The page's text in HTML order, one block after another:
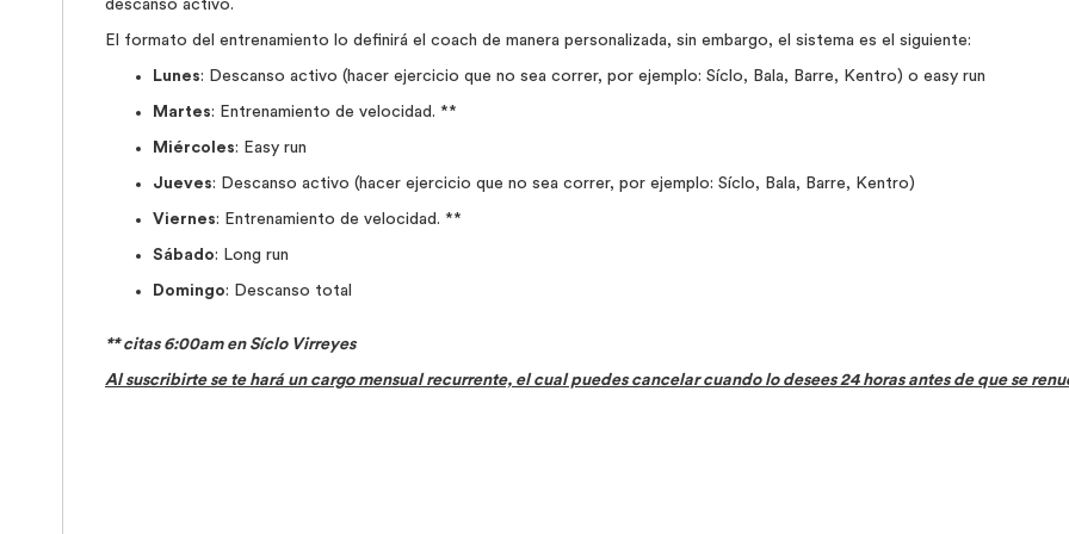
descanso activo.
El formato del entrenamiento lo definirá el coach de manera personalizada, sin embargo, el sistema es el siguiente:
Lunes: Descanso activo (hacer ejercicio que no sea correr, por ejemplo: Síclo, Bala, Barre, Kentro) o easy run
Martes: Entrenamiento de velocidad. **
Miércoles: Easy run
Jueves: Descanso activo (hacer ejercicio que no sea correr, por ejemplo: Síclo, Bala, Barre, Kentro)
Viernes: Entrenamiento de velocidad. **
Sábado: Long run
Domingo: Descanso total
** citas 6:00am en Síclo Virreyes
Al suscribirte se te hará un cargo mensual recurrente, el cual puedes cancelar cuando lo desees 24 horas antes de que se